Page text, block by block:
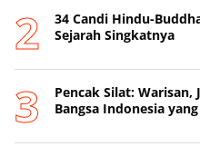
34 Candi Hindu-
Sejarah Singkatnya
Pencak Silat: Warisan,
Bangsa Indonesia